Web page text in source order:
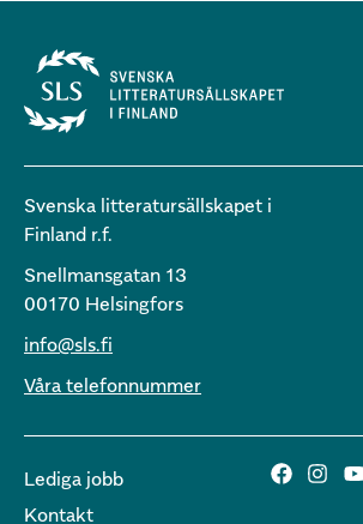
Svenska litteratursällskapet i
Finland r.f.
Snellmansgatan 13
00170 Helsingfors
info@sls.fi
Våra telefonnummer
Lediga jobb
Kontakt